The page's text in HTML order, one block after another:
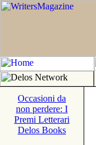
Occasioni da
non perdere: I
Premi Letterari
Delos Books